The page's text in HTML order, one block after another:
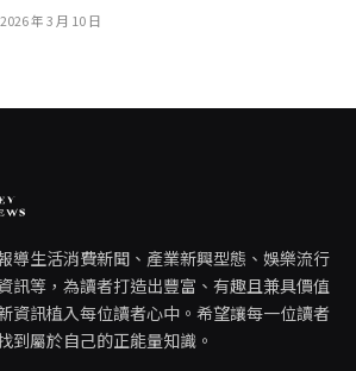
2026 年 3 月 10 日
導生活消費新聞、產業新興型態、娛樂流行
訊等，為讀者打造出豐富、有趣且兼具價值
資訊植入每位讀者心中。希望讓每一位讀者
到屬於自己的正能量知識。